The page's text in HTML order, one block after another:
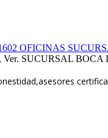
OFICINAS
SUCURSAL BOCA